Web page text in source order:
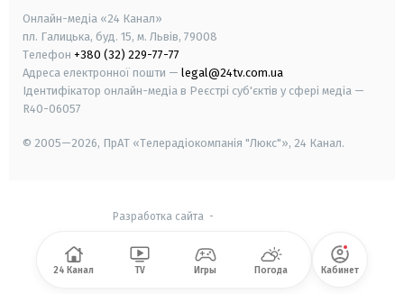
Онлайн-медіа «24 Канал»
пл. Галицька, буд. 15, м. Львів, 79008
Телефон +380 (32) 229-77-77
Адреса електронної пошти — legal@24tv.com.ua
Ідентифікатор онлайн-медіа в Реєстрі суб'єктів у сфері медіа —
R40-06057
© 2005—2026, ПрАТ «Телерадіокомпанія "Люкс"», 24 Канал.
Разработка сайта -
24 Канал TV Игры Погода Кабинет